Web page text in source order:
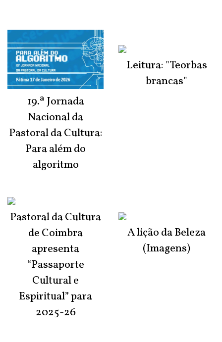
19.ª Jornada
Nacional da
Pastoral da Cultura:
Para além do
algoritmo
Pastoral da Cultura
de Coimbra
apresenta
“Passaporte
Cultural e
Espiritual” para
2025-26
Leitura: "Teorbas
brancas"
A lição da Beleza
(Imagens)